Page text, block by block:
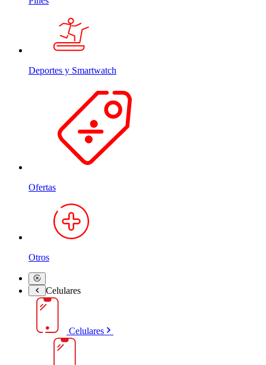
Deportes y Smartwatch
Ofertas
Otros
Celulares
Celulares